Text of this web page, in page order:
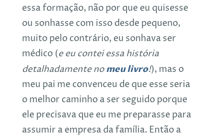
essa formação, não por que eu quisesse
ou sonhasse com isso desde pequeno,
muito pelo contrário, eu sonhava ser
médico (e eu contei essa história
detalhadamente nomeu livro!), mas o
meu pai me convenceu de que esse seria
o melhor caminho a ser seguido porque
ele precisava que eu me preparasse para
assumir a empresa da família. Então a